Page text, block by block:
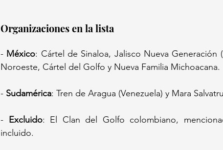
Organizaciones en la lista
- México: Cártel de Sinaloa, Jalisco Nueva Generación
Noroeste, Cártel del Golfo y Nueva Familia Michoacana.
- Sudamérica: Tren de Aragua (Venezuela) y Mara
- Excluido: El Clan del Golfo colombiano,
incluido.